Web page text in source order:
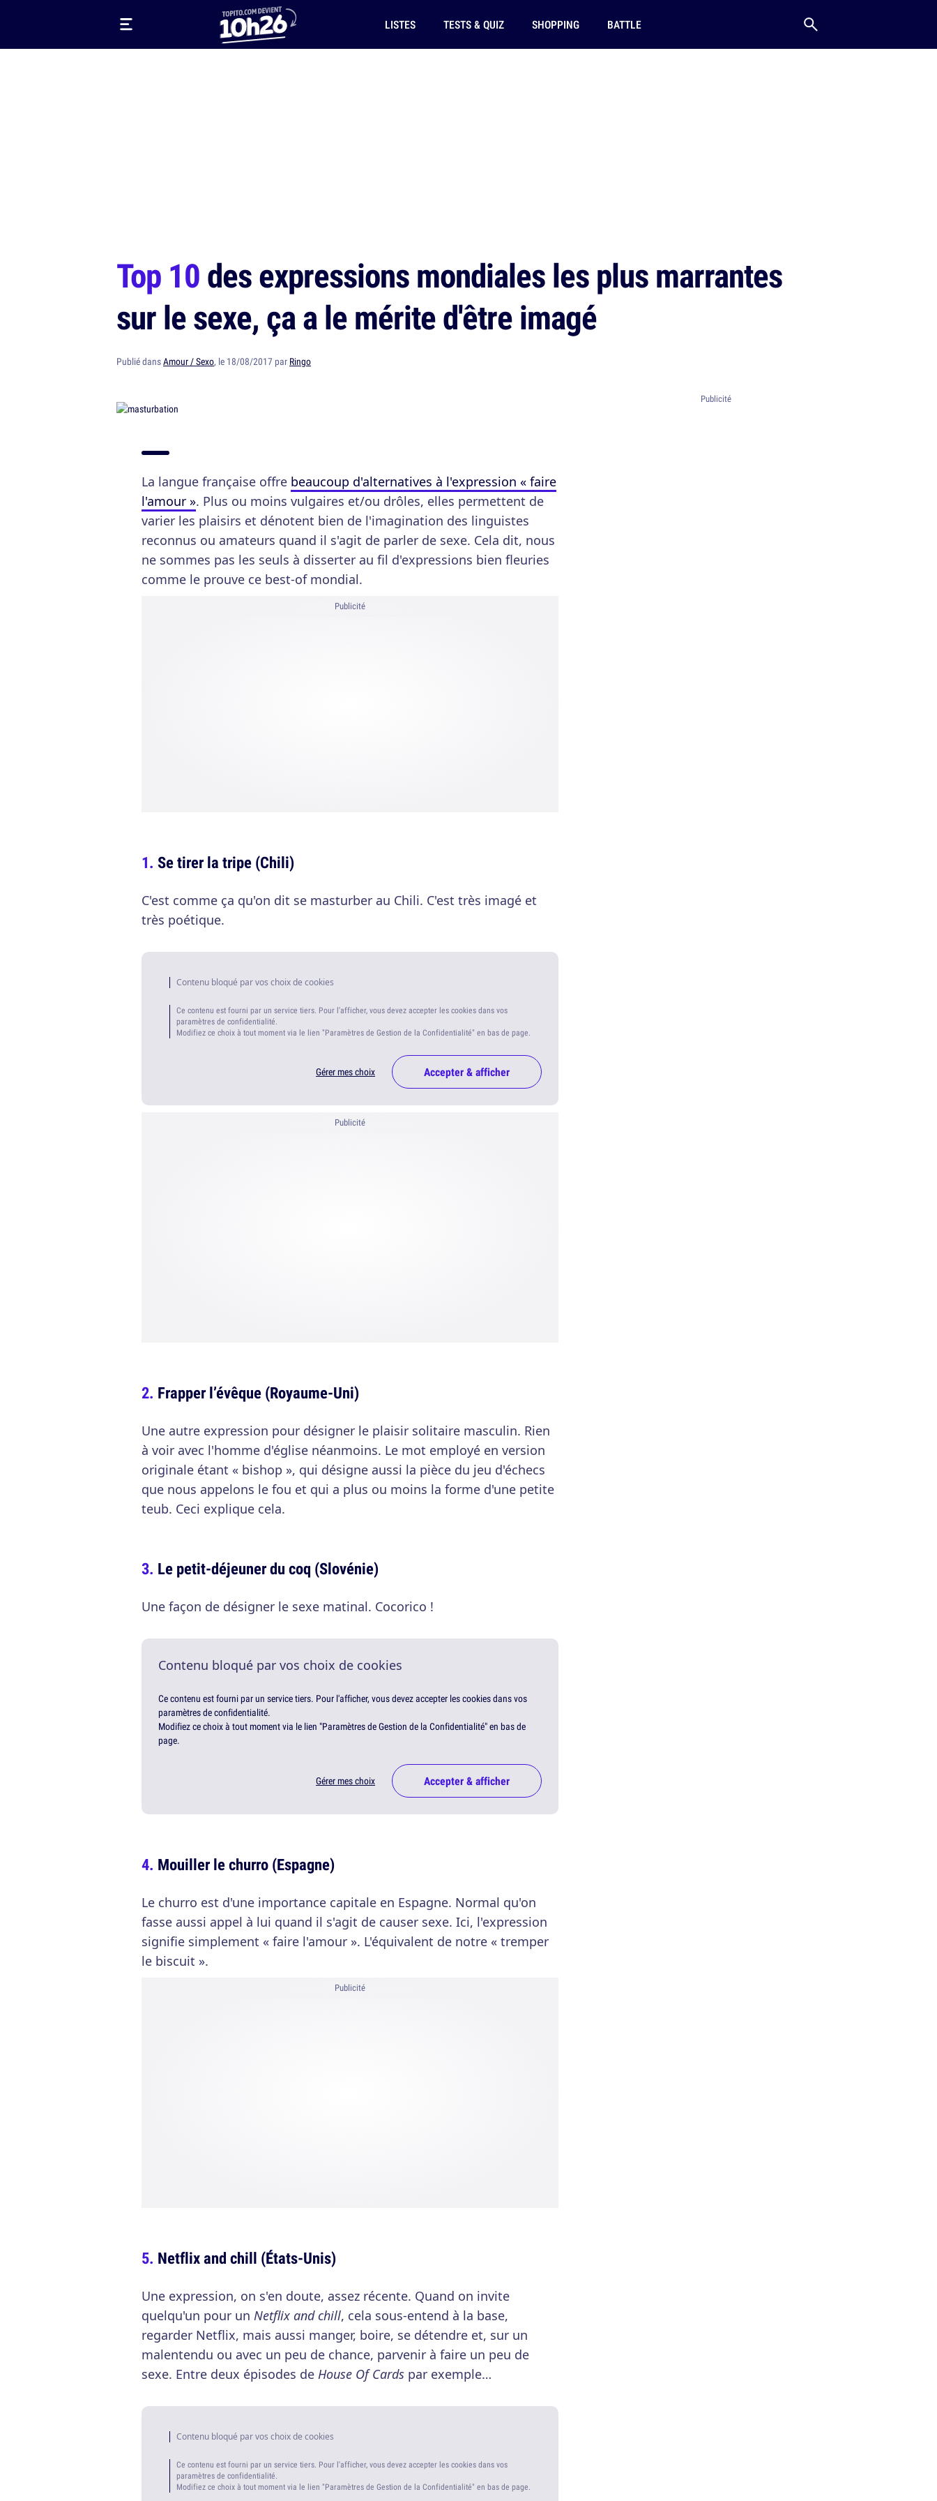
LISTES TESTS & QUIZ SHOPPING BATTLE
Top 10des expressions mondiales les plus marrantes
sur le sexe, ça a le mérite d'être imagé
Publié dansAmour / Sexo, le 18/08/2017 par Ringo
La langue française offre beaucoup d'alternatives à l'expression « faire
l'amour ». Plus ou moins vulgaires et/ou drôles, elles permettent de
varier les plaisirs et dénotent bien de l'imagination des linguistes
reconnus ou amateurs quand il s'agit de parler de sexe. Cela dit, nous
ne sommes pas les seuls à disserter au fil d'expressions bien fleuries
comme le prouve ce best-of mondial.
Publicité
Se tirer la tripe (Chili)
C'est comme ça qu'on dit se masturber au Chili. C'est très imagé et
très poétique.
Contenu bloqué par vos choix de cookies
Ce contenu est fourni par un service tiers. Pour l'afficher, vous devez accepter les cookies dans vos
paramètres de confidentialité.
Modifiez ce choix à tout moment via le lien "Paramètres de Gestion de la Confidentialité" en bas de page.
Gérer mes choix Accepter & afficher
Publicité
Frapper l’évêque (Royaume-Uni)
Une autre expression pour désigner le plaisir solitaire masculin. Rien
à voir avec l'homme d'église néanmoins. Le mot employé en version
originale étant « bishop », qui désigne aussi la pièce du jeu d'échecs
que nous appelons le fou et qui a plus ou moins la forme d'une petite
teub. Ceci explique cela.
Le petit-déjeuner du coq (Slovénie)
Une façon de désigner le sexe matinal. Cocorico !
Contenu bloqué par vos choix de cookies
Ce contenu est fourni par un service tiers. Pour l'afficher, vous devez accepter les cookies dans vos
paramètres de confidentialité.
Modifiez ce choix à tout moment via le lien "Paramètres de Gestion de la Confidentialité" en bas de
page.
Gérer mes choix Accepter & afficher
Mouiller le churro (Espagne)
Le churro est d'une importance capitale en Espagne. Normal qu'on
fasse aussi appel à lui quand il s'agit de causer sexe. Ici, l'expression
signifie simplement « faire l'amour ». L'équivalent de notre « tremper
le biscuit ».
Publicité
Netflix and chill (États-Unis)
Une expression, on s'en doute, assez récente. Quand on invite
quelqu'un pour un Netflix and chill, cela sous-entend à la base,
regarder Netflix, mais aussi manger, boire, se détendre et, sur un
malentendu ou avec un peu de chance, parvenir à faire un peu de
sexe. Entre deux épisodes de House Of Cards par exemple…
Contenu bloqué par vos choix de cookies
Ce contenu est fourni par un service tiers. Pour l'afficher, vous devez accepter les cookies dans vos
paramètres de confidentialité.
Modifiez ce choix à tout moment via le lien "Paramètres de Gestion de la Confidentialité" en bas de page.